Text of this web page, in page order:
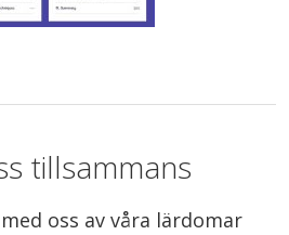
tillsammans
oss av våra lärdomar